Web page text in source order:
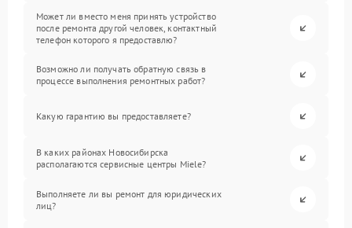
Может ли вместо меня принять устройство
после ремонта другой человек, контактный
телефон которого я предоставлю?
Возможно ли получать обратную связь в
процессе выполнения ремонтных работ?
Какую гарантию вы предоставляете?
В каких районах Новосибирска
располагаются сервисные центры Miele?
Выполняете ли вы ремонт для юридических
лиц?